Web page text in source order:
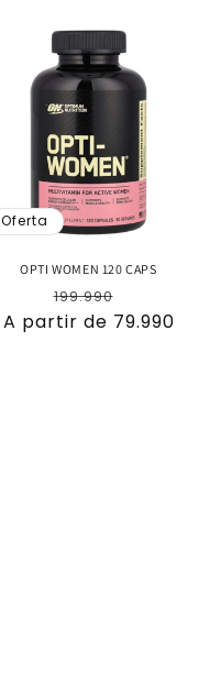
oferta
Oferta
OPTI WOMEN 120 CAPS
Precio
habitual
199.990
de
A partir de 79.990